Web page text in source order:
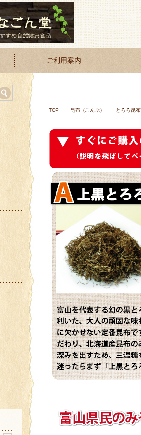
ご利用案内
TOP 昆布（こんぶ） とろろ昆布